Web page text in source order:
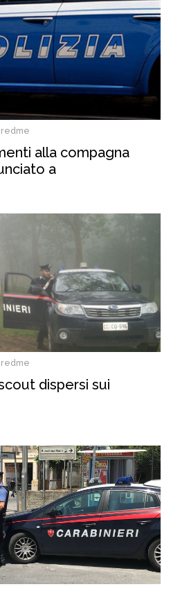
redme
alla compagna
a
redme
dispersi sui